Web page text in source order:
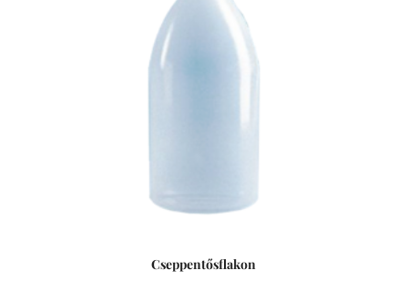
Cseppentősflakon